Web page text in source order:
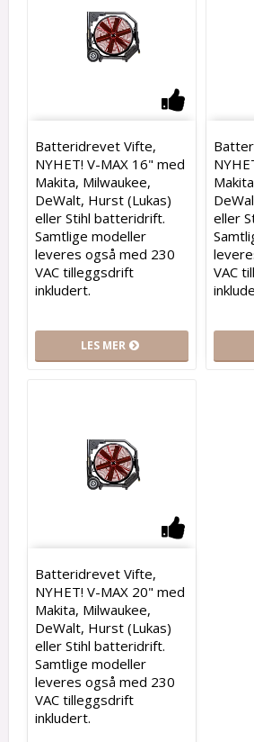
Add to
Batteridrevet Vifte,
NYHET! V-MAX 16" med
Makita, Milwaukee,
DeWalt, Hurst (Lukas)
eller Stihl batteridrift.
Samtlige modeller
leveres også med 230
VAC tilleggsdrift
inkludert.
LES MER
eller
VAC
Batteridrevet Vifte,
NYHET! V-MAX 20" med
Makita, Milwaukee,
DeWalt, Hurst (Lukas)
eller Stihl batteridrift.
Samtlige modeller
leveres også med 230
VAC tilleggsdrift
inkludert.